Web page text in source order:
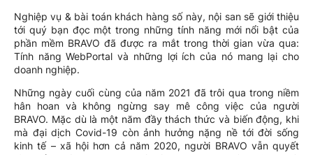
Nghiệp vụ & bài toán khách hàng số này, nội san sẽ giới thiệu
tới quý bạn đọc một trong những tính năng mới nổi bật của
phần mềm BRAVO đã được ra mắt trong thời gian vừa qua:
Tính năng WebPortal và những lợi ích của nó mang lại cho
doanh nghiệp.
Những ngày cuối cùng của năm 2021 đã trôi qua trong niềm
hân hoan và không ngừng say mê công việc của người
BRAVO. Mặc dù là một năm đầy thách thức và biến động, khi
mà đại dịch Covid-19 còn ảnh hưởng nặng nề tới đời sống
kinh tế – xã hội hơn cả năm 2020, người BRAVO vẫn quyết